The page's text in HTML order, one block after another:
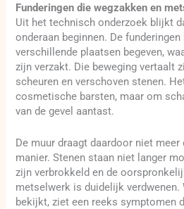
Funderingen die wegzakken en
Uit het technisch onderzoek blijkt
onderaan beginnen. De
verschillende plaatsen begeven,
zijn verzakt. Die beweging vertaalt
scheuren en verschoven stenen.
cosmetische barsten, maar om
van de gevel aantast.
De muur draagt daardoor niet
manier. Stenen staan niet langer
zijn verbrokkeld en de
metselwerk is duidelijk verdwenen.
bekijkt, ziet een reeks symptomen